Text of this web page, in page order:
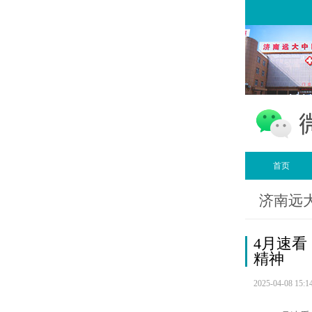
首页
济南远
4月速
精神
2025-04-08